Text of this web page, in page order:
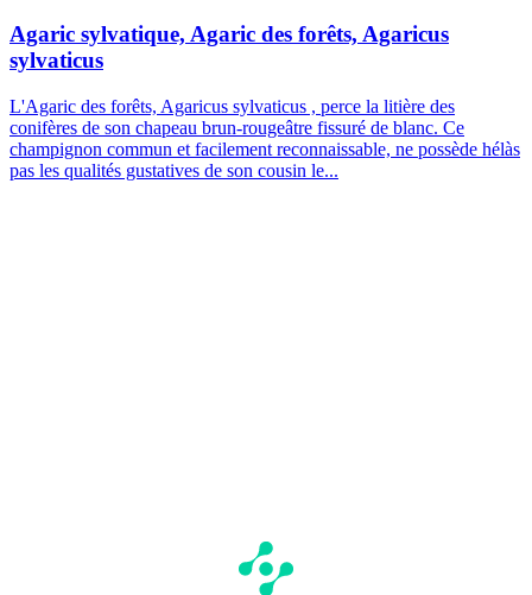
Agaric sylvatique, Agaric des forêts, Agaricus
sylvaticus
L'Agaric des forêts, Agaricus sylvaticus , perce la litière des
conifères de son chapeau brun-rougeâtre fissuré de blanc. Ce
champignon commun et facilement reconnaissable, ne possède hélàs
pas les qualités gustatives de son cousin le...